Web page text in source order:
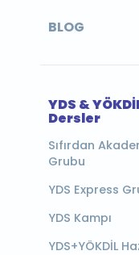
BLOG
YDS &
Dersler
Sıfırdan
Grubu
YDS Express
YDS Kampı
YDS+YÖKDİL